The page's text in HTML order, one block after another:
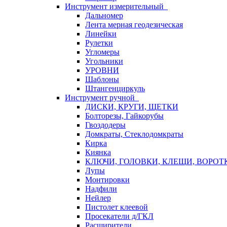
Инструмент измерительный
Дальномер
Лента мерная геодезическая
Линейки
Рулетки
Угломеры
Угольники
УРОВНИ
Шаблоны
Штангенциркуль
Инструмент ручной
ДИСКИ, КРУГИ, ЩЕТКИ
Болторезы, Гайкорубы
Гвоздодеры
Домкраты, Стеклодомкраты
Кирка
Киянка
КЛЮЧИ, ГОЛОВКИ, КЛЕЩИ,
Лупы
Монтировки
Надфили
Нейлер
Пистолет клеевой
Просекатели д/ГКЛ
Расширители